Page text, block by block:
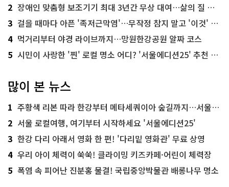
2 장애인 맞춤형 보조기기 최대 3년간 무상 대여…삶의 질 높인다
3 걸을 때마다 아픈 '족저근막염'…무작정 참지 말고 '이것' 해보세요!
4 먹거리부터 야경 라이브까지…망원한강공원 알짜 코스
5 시민이 사랑한 '찐' 로컬 명소 어디? '서울에디션25' 추천 코스
많이 본 뉴스
1 주황색 리본 따라 한강부터 메타세쿼이아 숲길까지…서울둘레길 15코스
2 서울 로컬여행, 여기부터 시작하세요 '서울에디션25'
3 한강 다리 아래서 영화 한 편! '다리밑 영화관' 무료 상영
4 우리 아이 체력이 쑥쑥! 클라이밍 키즈카페·어린이 체력장
5 폭염 속 피어난 진분홍 물결! 국립중앙박물관 배롱나무 명소